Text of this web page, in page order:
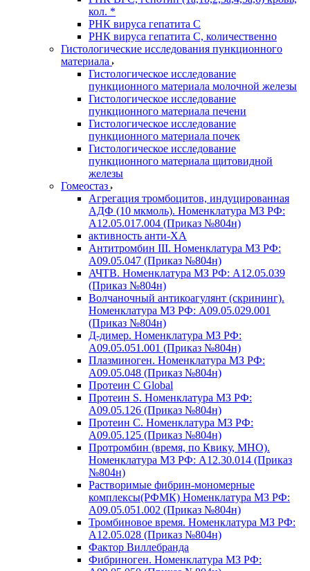
кол. *
РНК вируса гепатита C
РНК вируса гепатита C, количественно
Гистологические исследования пункционного
материала
Гистологическое исследование
пункционного материала молочной железы
Гистологическое исследование
пункционного материала печени
Гистологическое исследование
пункционного материала почек
Гистологическое исследование
пункционного материала щитовидной
железы
Гомеостаз
Агрегация тромбоцитов, индуцированная
АДФ (10 мкмоль). Номенклатура МЗ РФ:
A12.05.017.004 (Приказ №804н)
активность анти-ХА
Антитромбин III. Номенклатура МЗ РФ:
A09.05.047 (Приказ №804н)
АЧТВ. Номенклатура МЗ РФ: A12.05.039
(Приказ №804н)
Волчаночный антикоагулянт (скрининг).
Номенклатура МЗ РФ: A09.05.029.001
(Приказ №804н)
Д-димер. Номенклатура МЗ РФ:
A09.05.051.001 (Приказ №804н)
Плазминоген. Номенклатура МЗ РФ:
A09.05.048 (Приказ №804н)
Протеин C Global
Протеин S. Номенклатура МЗ РФ:
A09.05.126 (Приказ №804н)
Протеин С. Номенклатура МЗ РФ:
A09.05.125 (Приказ №804н)
Протромбин (время, по Квику, МНО).
Номенклатура МЗ РФ: A12.30.014 (Приказ
№804н)
Растворимые фибрин-мономерные
комплексы(РФМК) Номенклатура МЗ РФ:
A09.05.051.002 (Приказ №804н)
Тромбиновое время. Номенклатура МЗ РФ:
A12.05.028 (Приказ №804н)
Фактор Виллебранда
Фибриноген. Номенклатура МЗ РФ: